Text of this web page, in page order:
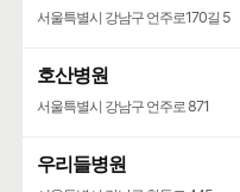
서울특별시 강남구 언주로170길 5
호산병원
서울특별시 강남구 언주로 871
우리들병원